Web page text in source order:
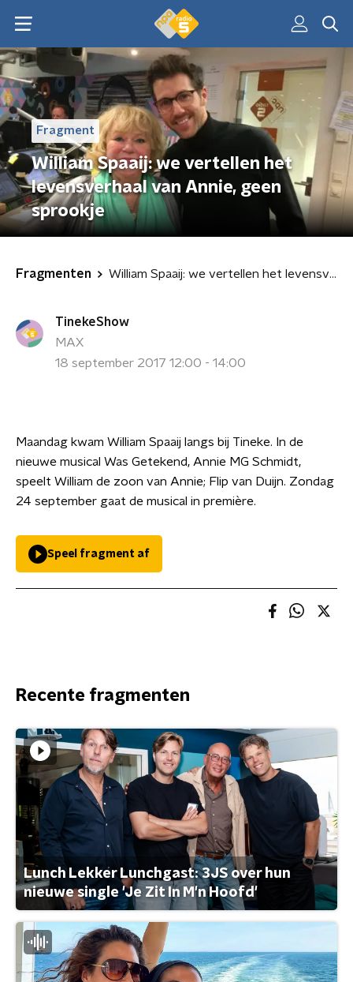
Fragment
William Spaaij: we vertellen het
levensverhaal van Annie, geen
sprookje
Fragmenten William Spaaij: we vertellen het levensverhaal van Annie, geen sprookje
TinekeShow
MAX
18 september 2017 12:00 - 14:00
Maandag kwam William Spaaij langs bij Tineke. In de
nieuwe musical Was Getekend, Annie MG Schmidt,
speelt William de zoon van Annie; Flip van Duijn. Zondag
24 september gaat de musical in première.
Speel fragment af
Recente fragmenten
Lunch Lekker Lunchgast: 3JS over hun
nieuwe single 'Je Zit In M'n Hoofd'